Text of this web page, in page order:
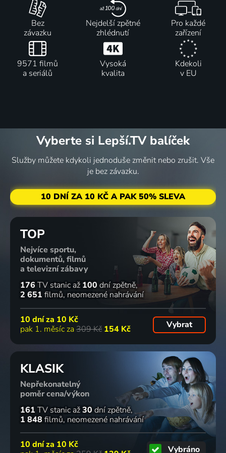
stopách
deště
Tváří v tvář
žralokům
2017-2018 | Kanada | Příroda
Tajný život
tasmánských
čertů
Veké
kočky,
malý svět
Příroda
5 dílů 10 dílů
Příroda
82 %
6 dílů
pro divoká
zvířata
2008 | Velká Británie
73%
3 díly
hlubiny
2015 | USA, Kanada | Příroda
5 dílů
monzunů
2018 | Velká Británie | Příroda
včely
Příroda
2 díly
Od úsvitu
do
soumraku
Vůdce
žraloků
Příroda
Africké
národní
parky
3 díly
Hlubinné
potápění v
Severní
Americe
86%
smečky
povolání
81% 77%
Zvířata
jako MY
2024 | Velká Británie | Příroda
75%
Napříč
74%
Zrozeni za
%
3 díly 72%
Bez
závazku
Nejdelší zpětné
zhlédnutí
Pro každé
zařízení
9571 filmů
a seriálů
Vysoká
kvalita
Kdekoli
v EU
Vyberte si Lepší.TV balíček
Služby můžete kdykoli jednoduše změnit nebo zrušit. Vše
je bez závazku.
10 DNÍ ZA 10 KČ A PAK 50% SLEVA
TOP
Nejvíce sportu,
dokumentů, filmů
a televizní zábavy
176 TV stanic až 100 dní zpětně
2 651 filmů neomezené nahrávání
10 dní za 10 Kč
pak 1. měsíc za 309 Kč 154 Kč Vybrat
KLASIK
Nepřekonatelný
poměr cena/výkon
161 TV stanic až30 dní zpětně
1 848 filmů neomezené nahrávání
10 dní za 10 Kč
Vybráno